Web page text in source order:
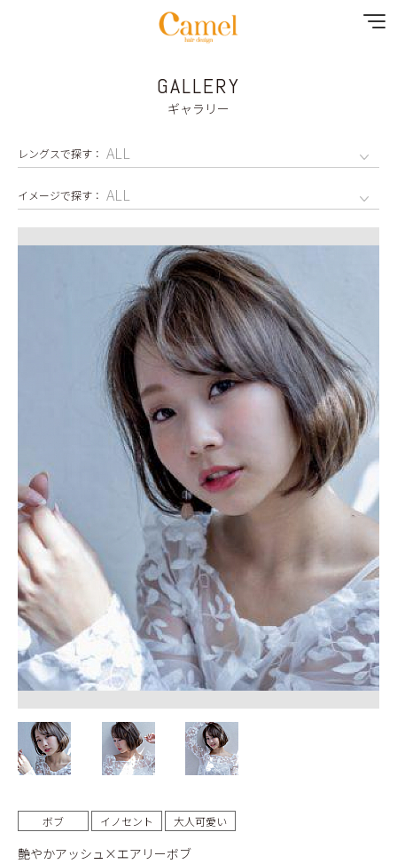
SHOP&STAFF
YOUTUBE
GALLERY
ギャラリー
ボブ イノセント 大人可愛い
艶やかアッシュ×エアリーボブ